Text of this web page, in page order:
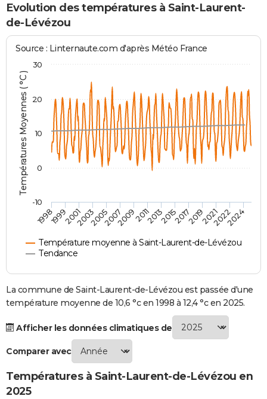
Forum
Aménagement intérieur
Extérieur
Cuisine
Salle de bains
Jardinage
Rangement
+WEEK-END
Guides de France
Escapades
Patrimoine
Expositions
Musées
Week-end nature
+
Art de vivre
Bien-être
Loisirs
Mode
Modes de vie
Alimentation
Guide de la santé
Maladies
Médicaments
Sommeil
VOYAGE
Destinations
City break
Voyage nature
Voyage de noces
Forum
Climat
PHOTO
GUIDES D'ACHAT
BONS PLANS
CARTE DE VOEUX
Carte de Noël
Carte Bonne année
Carte Saint-Valentin
Carte Pâques
Carte d'anniversaire
DICTIONNAIRE
Dictionnaire
Biographies
Citations
Expressions
Proverbes
PROGRAMME TV
COPAINS D'AVANT
S'inscrire
Se connecter
Lycées
Collèges
Primaires
Universités
Entreprises
Service militaire
Avis de recherche
AVIS DE DÉCÈS
FORUM
Evolution des températures à Saint-Laurent-
de-Lévézou
Températures Moyennes ( °C )
Source : Linternaute.com d'après Météo France
Température moyenne à Saint-Laurent-de-Lévézou
Tendance
199819992001200320052007200920112013201520172019202120222024
-10
0
10
20
30
La commune de Saint-Laurent-de-Lévézou est passée d'une
température moyenne de 10,6 °c en 1998 à 12,4 °c en 2025.
Afficher les données climatiques de
Comparer avec
Températures à Saint-Laurent-de-Lévézou en
2025